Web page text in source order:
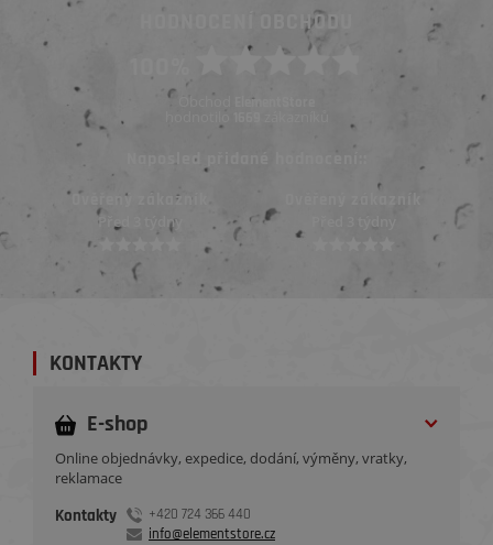
HODNOCENÍ OBCHODU
Obchod ElementStore
hodnotilo
Naposled přidané hodnocení::
Ověřený zákazník
Před 3 týdny
KONTAKTY
E-shop
Online objednávky, expedice, dodání, výměny, vratky,
reklamace
Kontakty
+420 724 366 440
info@elementstore.cz